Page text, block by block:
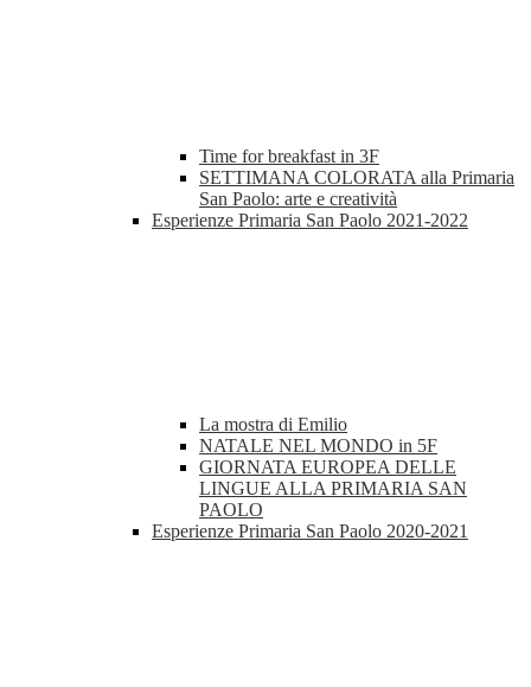
Time for breakfast in 3F
SETTIMANA COLORATA alla Primaria
San Paolo: arte e creatività
Esperienze Primaria San Paolo 2021-2022
La mostra di Emilio
NATALE NEL MONDO in 5F
GIORNATA EUROPEA DELLE
LINGUE ALLA PRIMARIA SAN
PAOLO
Esperienze Primaria San Paolo 2020-2021